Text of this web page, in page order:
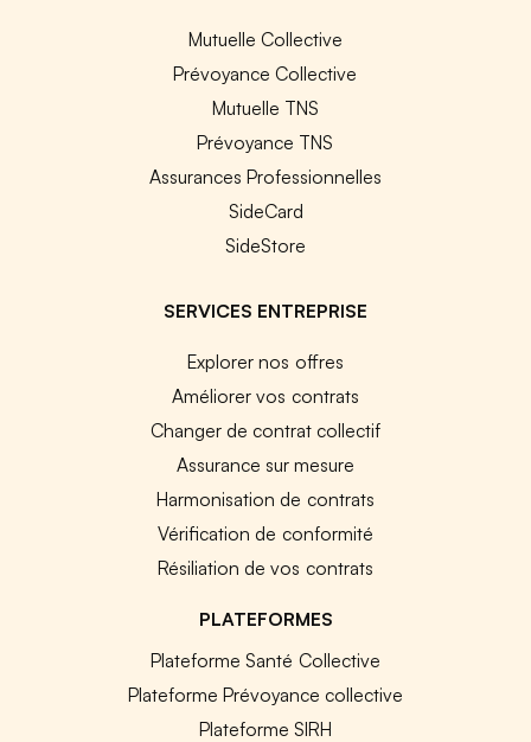
Mutuelle Collective
Prévoyance Collective
Mutuelle TNS
Prévoyance TNS
Assurances Professionnelles
SideCard
SideStore
SERVICES ENTREPRISE
Explorer nos offres
Améliorer vos contrats
Changer de contrat collectif
Assurance sur mesure
Harmonisation de contrats
Vérification de conformité
Résiliation de vos contrats
PLATEFORMES
Plateforme Santé Collective
Plateforme Prévoyance collective
Plateforme SIRH